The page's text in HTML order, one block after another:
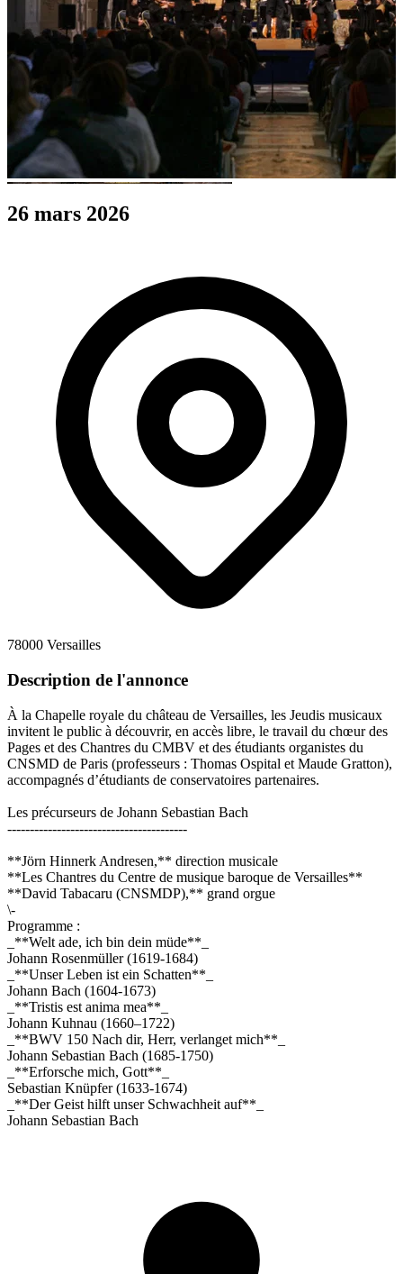
26 mars 2026
78000 Versailles
Description de l'annonce
À la Chapelle royale du château de Versailles, les Jeudis musicaux
invitent le public à découvrir, en accès libre, le travail du chœur des
Pages et des Chantres du CMBV et des étudiants organistes du
CNSMD de Paris (professeurs : Thomas Ospital et Maude Gratton),
accompagnés d’étudiants de conservatoires partenaires.
Les précurseurs de Johann Sebastian Bach
----------------------------------------
**Jörn Hinnerk Andresen,** direction musicale
**Les Chantres du Centre de musique baroque de Versailles**
**David Tabacaru (CNSMDP),** grand orgue
\-
Programme :
_**Welt ade, ich bin dein müde**_
Johann Rosenmüller (1619-1684)
_**Unser Leben ist ein Schatten**_
Johann Bach (1604-1673)
_**Tristis est anima mea**_
Johann Kuhnau (1660–1722)
_**BWV 150 Nach dir, Herr, verlanget mich**_
Johann Sebastian Bach (1685-1750)
_**Erforsche mich, Gott**_
Sebastian Knüpfer (1633-1674)
_**Der Geist hilft unser Schwachheit auf**_
Johann Sebastian Bach